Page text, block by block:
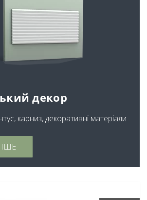
декор
карниз, декоративні матеріали